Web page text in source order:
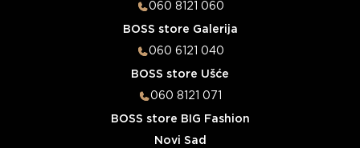
060 8121 060
BOSS store Galerija
060 6121 040
BOSS store Ušće
060 8121 071
BOSS store BIG Fashion
Novi Sad